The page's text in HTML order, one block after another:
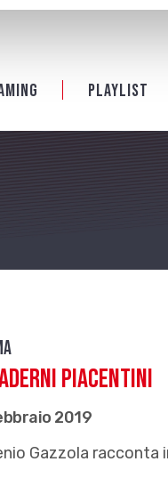
Playlist
piacentini
2019
Gazzola racconta